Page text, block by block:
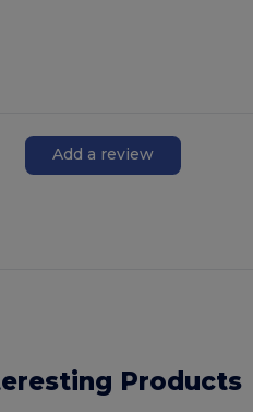
Add a review
Products